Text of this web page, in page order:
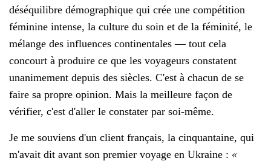
déséquilibre démographique qui crée une compétition
féminine intense, la culture du soin et de la féminité, le
mélange des influences continentales — tout cela
concourt à produire ce que les voyageurs constatent
unanimement depuis des siècles. C'est à chacun de se
faire sa propre opinion. Mais la meilleure façon de
vérifier, c'est d'aller le constater par soi-même.
Je me souviens d'un client français, la cinquantaine, qui
m'avait dit avant son premier voyage en Ukraine : «